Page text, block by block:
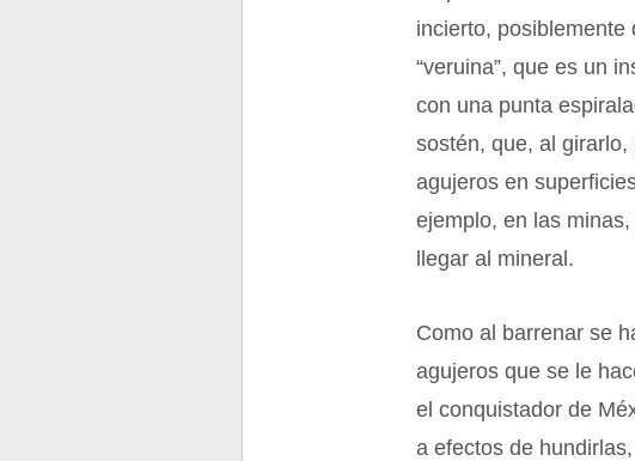
incierto, posiblemente
“veruina”, que es un
con una punta
sostén, que, al
agujeros en
ejemplo, en las
llegar al mineral.
Como al barrenar se
agujeros que se le
el conquistador de
a efectos de